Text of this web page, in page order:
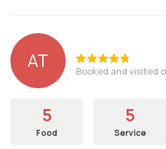
AT Booked and visited
5
Food
5
Service